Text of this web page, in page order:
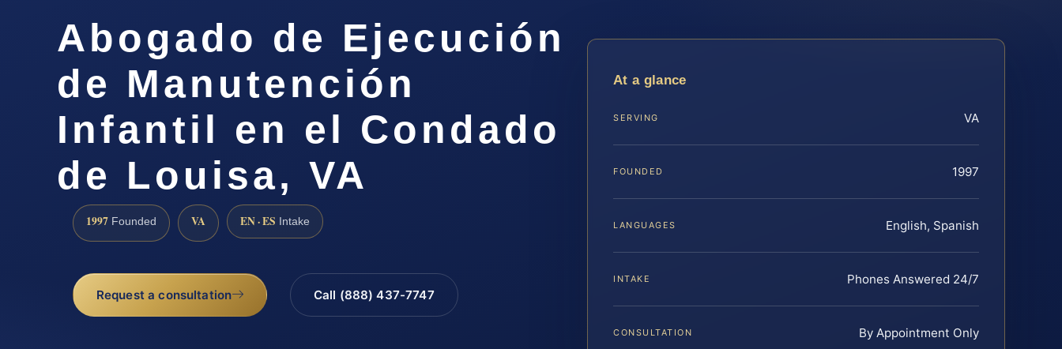
Abogado de Ejecución
de Manutención
Infantil en el Condado
de Louisa, VA
1997 Founded VA EN · ES Intake
Request a consultation Call (888) 437-7747
At a glance
SERVING VA
FOUNDED 1997
LANGUAGES English, Spanish
INTAKE Phones Answered 24/7
CONSULTATION By Appointment Only